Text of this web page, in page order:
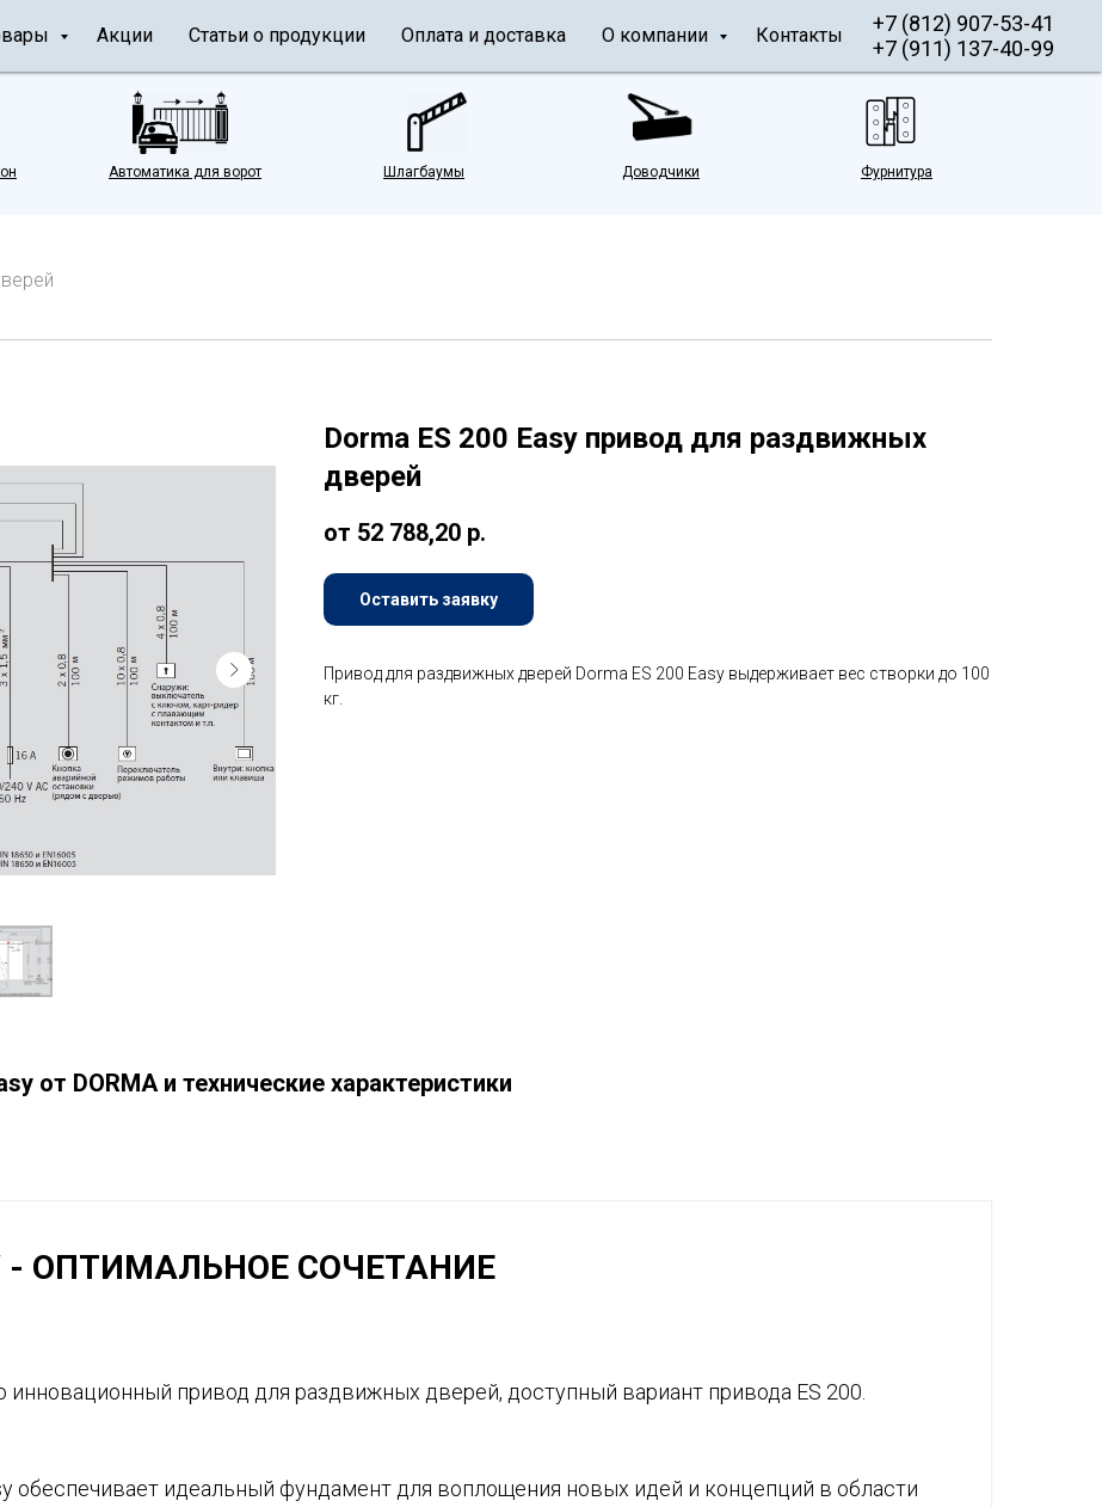
Акции Статьи о продукции Оплата и доставка О компании Контакты
+7 (812) 907-53-41
+7 (911) 137-40-99
Шлагбаумы Доводчики Фурнитура
Автоматика для ворот
Dorma ES 200 Easy привод для раздвижных
дверей
от 52 788,20 р.
Оставить заявку
Привод для раздвижных дверей Dorma ES 200 Easy выдерживает вес створки до 100
кг.
от DORMA и технические характеристики
- ОПТИМАЛЬНОЕ СОЧЕТАНИЕ
инновационный привод для раздвижных дверей, доступный вариант привода ES 200.
обеспечивает идеальный фундамент для воплощения новых идей и концепций в области